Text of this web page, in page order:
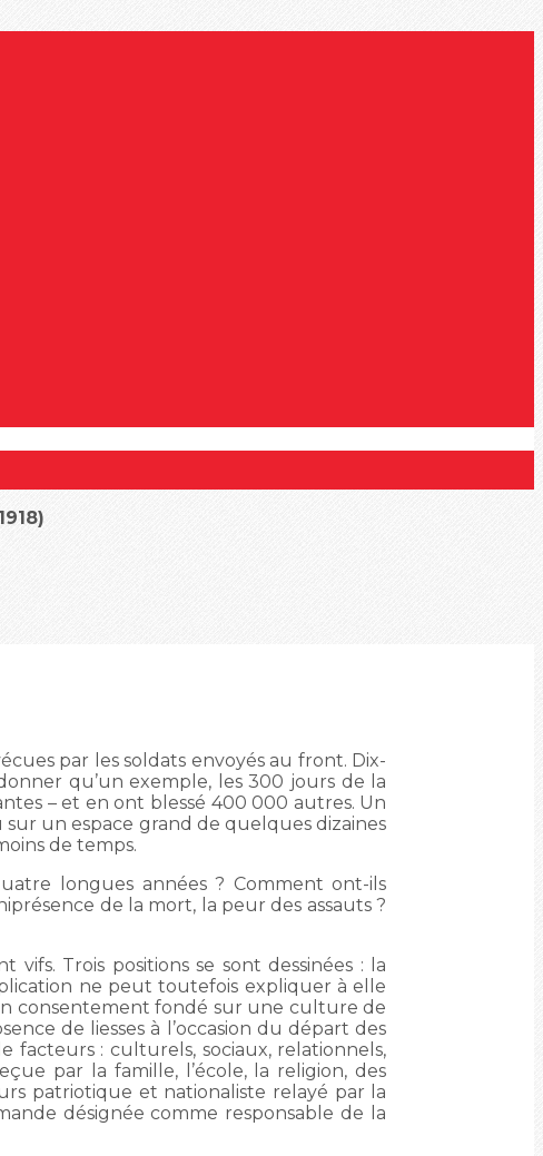
par les soldats envoyés au front. Dix-
qu’un exemple, les 300 jours de la
– et en ont blessé 400 000 autres. Un
un espace grand de quelques dizaines
de temps.
longues années ? Comment ont-ils
de la mort, la peur des assauts ?
Trois positions se sont dessinées : la
ne peut toutefois expliquer à elle
consentement fondé sur une culture de
de liesses à l’occasion du départ des
facteurs : culturels, sociaux, relationnels,
par la famille, l’école, la religion, des
patriotique et nationaliste relayé par la
désignée comme responsable de la